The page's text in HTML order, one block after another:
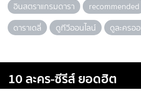
อินสตราแกรมดารา
recommended
ดาราเดลี่
ดูทีวีออนไลน์ ดูละครอ
10 ละคร-ซีรีส์ ยอดฮิต